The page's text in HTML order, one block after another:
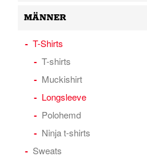
MÄNNER
T-Shirts
T-shirts
Muckishirt
Longsleeve
Polohemd
Ninja t-shirts
Sweats